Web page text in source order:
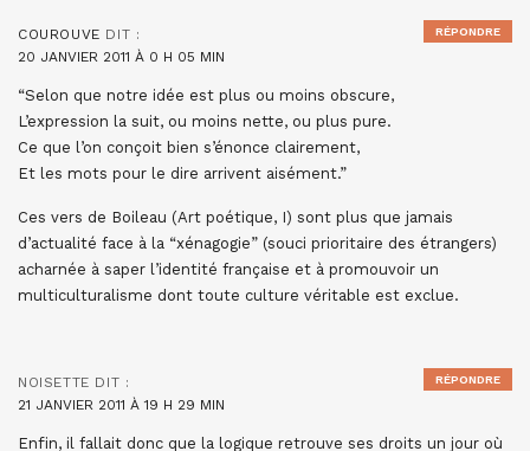
COUROUVE DIT :
20 JANVIER 2011 À 0 H 05 MIN
“Selon que notre idée est plus ou moins obscure,
L’expression la suit, ou moins nette, ou plus pure.
Ce que l’on conçoit bien s’énonce clairement,
Et les mots pour le dire arrivent aisément.”
Ces vers de Boileau (Art poétique, I) sont plus que jamais
d’actualité face à la “xénagogie” (souci prioritaire des étrangers)
acharnée à saper l’identité française et à promouvoir un
multiculturalisme dont toute culture véritable est exclue.
RÉPONDRE
NOISETTE DIT :
21 JANVIER 2011 À 19 H 29 MIN
Enfin, il fallait donc que la logique retrouve ses droits un jour où
RÉPONDRE